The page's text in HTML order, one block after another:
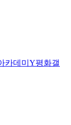
카데미 Y평화갤